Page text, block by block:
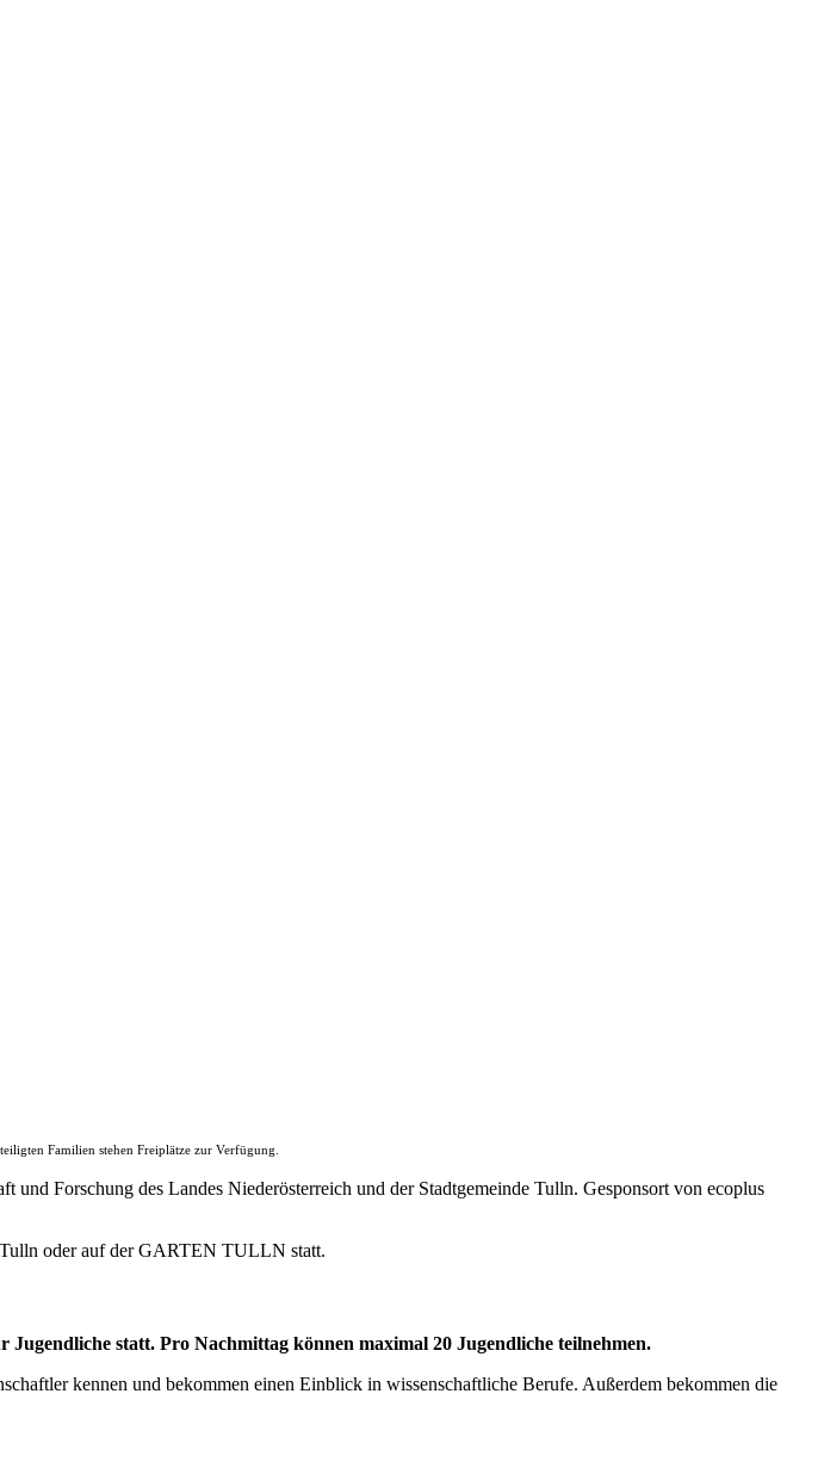
Familien stehen Freiplätze zur Verfügung.
Forschung des Landes Niederösterreich und der Stadtgemeinde Tulln. Gesponsort von ecoplus
Tulln oder auf der GARTEN TULLN statt.
statt. Pro Nachmittag können maximal 20 Jugendliche teilnehmen.
kennen und bekommen einen Einblick in wissenschaftliche Berufe. Außerdem bekommen die